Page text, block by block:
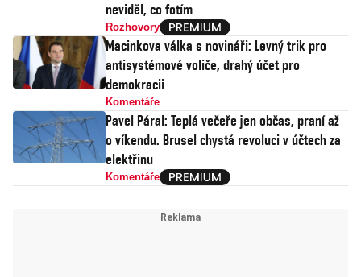
neviděl, co fotím
Rozhovory
Macinkova válka s novináři: Levný trik pro
antisystémové voliče, drahý účet pro
demokracii
Komentáře
Pavel Páral: Teplá večeře jen občas, praní až
o víkendu. Brusel chystá revoluci v účtech za
elektřinu
Komentáře